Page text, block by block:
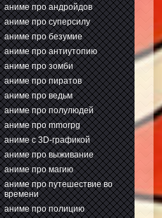
аниме про андройдов
аниме про суперсилу
аниме про безумие
аниме про антиутопию
аниме про зомби
аниме про пиратов
аниме про ведьм
аниме про полулюдей
аниме про mmorpg
аниме с 3D-графикой
аниме про выживание
аниме про магию
аниме про путешествие во
времени
аниме про полицию